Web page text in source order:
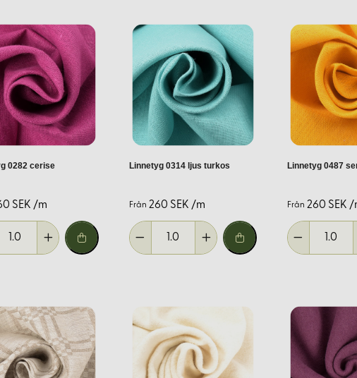
och dukar.
för att passa din inredningsstil. Från neutrala toner till färgstarka
beställa exakt den mängd du behöver. Vi erbjuder snabb leverans och
0282 cerise
SEK /m
Linnetyg 0314 ljus turkos
Från 260 SEK /m
Linnetyg 0487
Från 260 SEK /